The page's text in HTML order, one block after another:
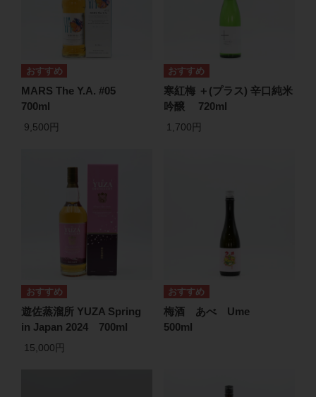
MARS The Y.A. #05
700ml
9,500円
寒紅梅 ＋(プラス) 辛口純米
吟醸 720ml
1,700円
遊佐蒸溜所 YUZA Spring
in Japan 2024 700ml
15,000円
梅酒 あべ Ume
500ml